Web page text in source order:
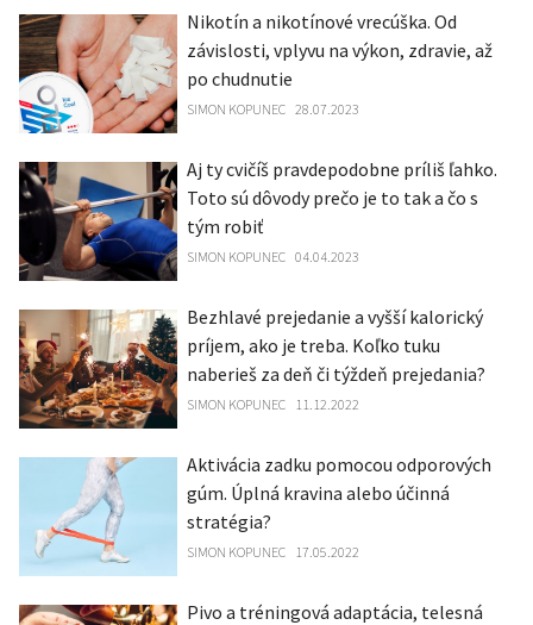
Nikotín a nikotínové vrecúška. Od
závislosti, vplyvu na výkon, zdravie, až
po chudnutie
SIMON KOPUNEC 28.07.2023
Aj ty cvičíš pravdepodobne príliš ľahko.
Toto sú dôvody prečo je to tak a čo s
tým robiť
SIMON KOPUNEC 04.04.2023
Bezhlavé prejedanie a vyšší kalorický
príjem, ako je treba. Koľko tuku
naberieš za deň či týždeň prejedania?
SIMON KOPUNEC 11.12.2022
Aktivácia zadku pomocou odporových
gúm. Úplná kravina alebo účinná
stratégia?
SIMON KOPUNEC 17.05.2022
Pivo a tréningová adaptácia, telesná